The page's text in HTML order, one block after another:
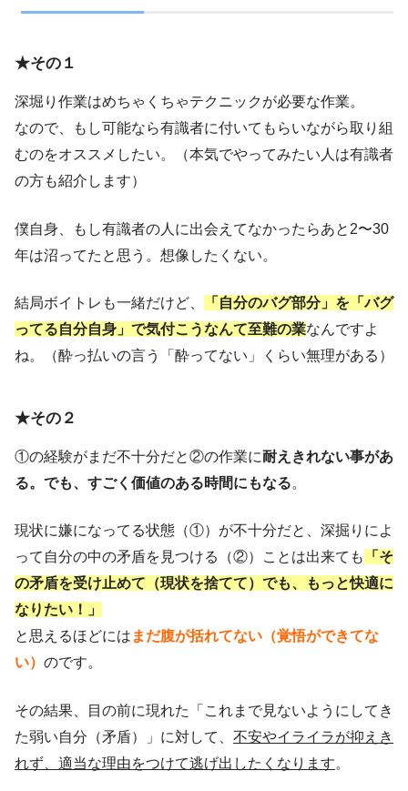
★その１
深堀り作業はめちゃくちゃテクニックが必要な作業。
なので、もし可能なら有識者に付いてもらいながら取り組
むのをオススメしたい。（本気でやってみたい人は有識者
の方も紹介します）
僕自身、もし有識者の人に出会えてなかったらあと2〜30
年は沼ってたと思う。想像したくない。
結局ボイトレも一緒だけど、
「自分のバグ部分」を「バグ
ってる自分自身」で気付こうなんて至難の業なんですよ
ね。（酔っ払いの言う「酔ってない」くらい無理がある）
★その２
①の経験がまだ不十分だと②の作業に耐えきれない事があ
る。でも、すごく価値のある時間にもなる。
現状に嫌になってる状態（①）が不十分だと、深掘りによ
って自分の中の矛盾を見つける（②）ことは出来ても
「そ
の矛盾を受け止めて（現状を捨てて）でも、もっと快適に
なりたい！」
と思えるほどには まだ腹が括れてない（覚悟ができてな
い） のです。
その結果、目の前に現れた「これまで見ないようにしてき
た弱い自分（矛盾）」に対して、 不安やイライラが抑えき
れず、適当な理由をつけて逃げ出したくなります。